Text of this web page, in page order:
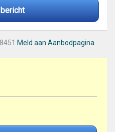
Meld aan Aanbodpagina